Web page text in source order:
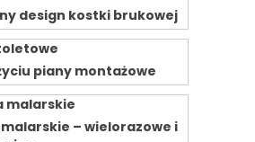
design kostki brukowej
piany montażowe
– wielorazowe i